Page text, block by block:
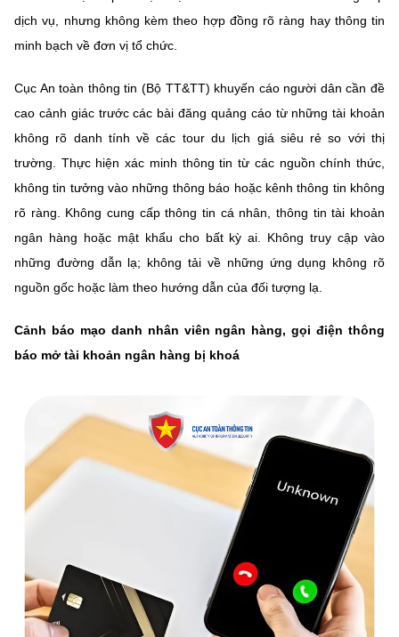
dịch vụ, nhưng không kèm theo hợp đồng rõ ràng hay thông tin
minh bạch về đơn vị tổ chức.
Cục An toàn thông tin (Bộ TT&TT) khuyến cáo người dân cần đề
cao cảnh giác trước các bài đăng quảng cáo từ những tài khoản
không rõ danh tính về các tour du lịch giá siêu rẻ so với thị
trường. Thực hiện xác minh thông tin từ các nguồn chính thức,
không tin tưởng vào những thông báo hoặc kênh thông tin không
rõ ràng. Không cung cấp thông tin cá nhân, thông tin tài khoản
ngân hàng hoặc mật khẩu cho bất kỳ ai. Không truy cập vào
những đường dẫn lạ; không tải về những ứng dụng không rõ
nguồn gốc hoặc làm theo hướng dẫn của đối tượng lạ.
Cảnh báo mạo danh nhân viên ngân hàng, gọi điện thông
báo mở tài khoản ngân hàng bị khoá